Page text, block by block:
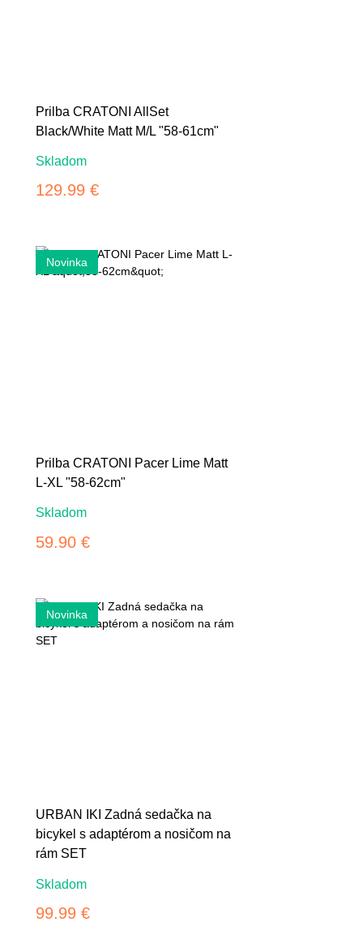
Prilba CRATONI AllSet
Black/White Matt M/L "58-61cm"
Skladom
129.99 €
Prilba CRATONI Pacer Lime Matt
L-XL "58-62cm"
Skladom
59.90 €
URBAN IKI Zadná sedačka na
bicykel s adaptérom a nosičom na
rám SET
Skladom
99.99 €